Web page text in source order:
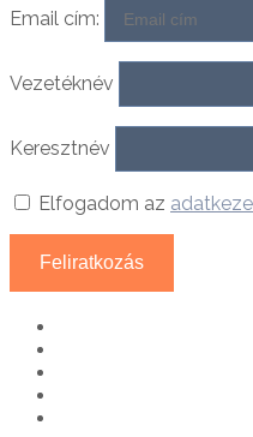
Email cím:
Vezetéknév
Keresztnév
Elfogadom az